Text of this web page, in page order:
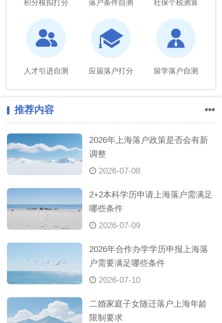
积分模拟打分 落户条件自测 社保个税测算
人才引进自测 应届落户打分 留学落户自测
推荐内容 •••
2026年上海落户政策是否会有新
调整
2026-07-08
2+2本科学历申请上海落户需满足
哪些条件
2026-07-09
2026年合作办学学历申报上海落
户需要满足哪些条件
2026-07-10
二婚家庭子女随迁落户上海年龄
限制要求